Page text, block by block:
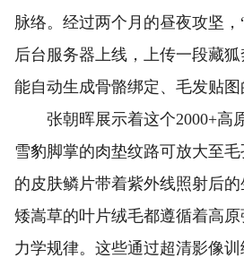
脉络。经过两个月的昼夜攻坚
后台服务器上线，上传一段藏
能自动生成骨骼绑定、毛发贴图
张朝晖展示着这个2000+高
雪豹脚掌的肉垫纹路可放大至
的皮肤鳞片带着紫外线照射后
矮嵩草的叶片绒毛都遵循着高
力学规律。这些通过超清影像